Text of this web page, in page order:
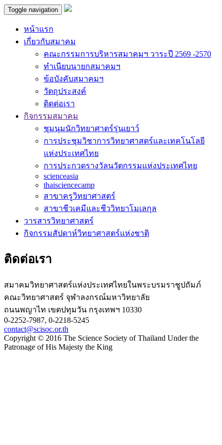
Toggle navigation
หน้าแรก
เกี่ยวกับสมาคม
คณะกรรมการบริหารสมาคมฯ วาระปี 2569 -2570
ทำเนียบนายกสมาคมฯ
ข้อบังคับสมาคมฯ
วัตถุประสงค์
ติดต่อเรา
กิจกรรมสมาคม
ชุมนุมนักวิทยาศาตร์รุ่นเยาว์
การประชุมวิชาการวิทยาศาสตร์และเทคโนโลยี
แห่งประเทศไทย
การประกวดรางวัลนวัตกรรมแห่งประเทศไทย
scienceasia
thaisciencecamp
สาขาครูวิทยาศาสตร์
สาขาชีวเคมีและชีววิทยาโมเลกุล
วารสารวิทยาศาสตร์
กิจกรรมสัปดาห์วิทยาศาสตร์แห่งชาติ
ติดต่อเรา
สมาคมวิทยาศาสตร์แห่งประเทศไทยในพระบรมราชูปถัมภ์
คณะวิทยาศาสตร์ จุฬาลงกรณ์มหาวิทยาลัย
ถนนพญาไท เขตปทุมวัน กรุงเทพฯ 10330
0-2252-7987, 0-2218-5245
contact@scisoc.or.th
Copyright © 2016 The Science Society of Thailand Under the
Patronage of His Majesty the King